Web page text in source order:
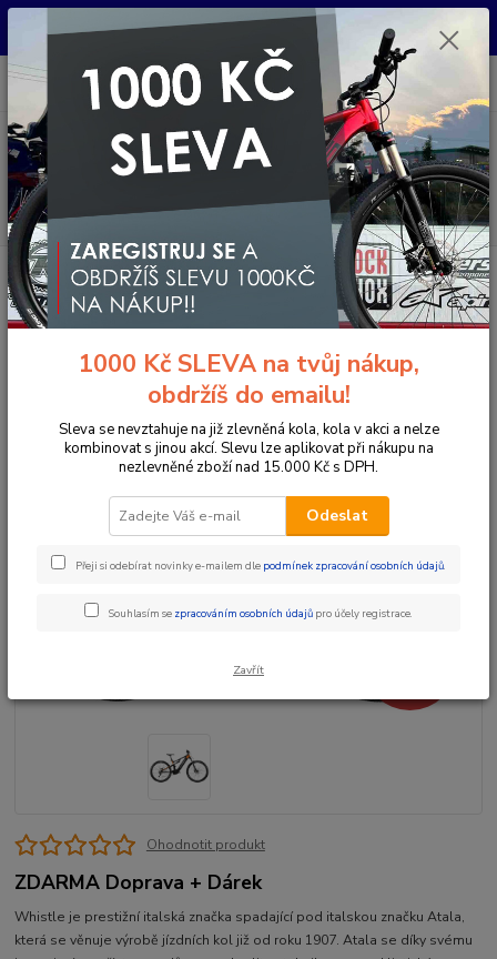
Pro nachystání kola / doplňků na prodejně si prosím zavolejte dopředu.
Menu
CZK
Hledat
+420 733 792 733
PO-PÁ 10:00-17:00 | SO: 9:00-12:00
Úvod Elektrokola Horská elektrokola
Celoodpružená elektrokola 29"
Whistle B-Rush A5.2X LT12 Black Matt/Orange
Whistle B-Rush A5.2X LT12
Black Matt/Orange
Ohodnotit produkt
ZDARMA Doprava + Dárek
Whistle je prestižní italská značka spadající pod italskou značku Atala,
která se věnuje výrobě jízdních kol již od roku 1907. Atala se díky svému
1000 Kč SLEVA na tvůj nákup,
obdržíš do emailu!
Sleva se nevztahuje na již zlevněná kola, kola v akci a nelze
kombinovat s jinou akcí. Slevu lze aplikovat při nákupu na
nezlevněné zboží nad 15.000 Kč s DPH.
Odeslat
Přeji si odebírat novinky e-mailem dle podmínek zpracování osobních údajů.
Souhlasím se zpracováním osobních údajů pro účely registrace.
Zavřít